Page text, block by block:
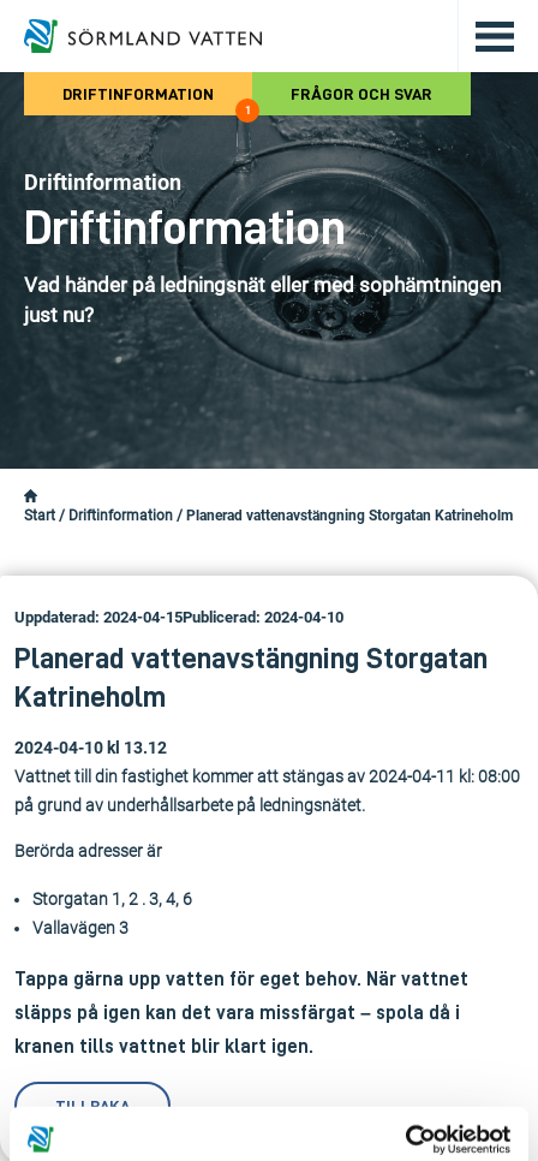
Hoppa till det huvudsakliga
DRIFTINFORMATION
1
FRÅGOR OCH SVAR
Driftinformation
Driftinformation
Vad händer på ledningsnät eller med sophämtningen
just nu?
Start / Driftinformation / Planerad vattenavstängning Storgatan Katrineholm
Uppdaterad: 2024-04-15Publicerad: 2024-04-10
Planerad vattenavstängning Storgatan
Katrineholm
2024-04-10 kl 13.12
Vattnet till din fastighet kommer att stängas av 2024-04-11 kl: 08:00
på grund av underhållsarbete på ledningsnätet.
Berörda adresser är
Storgatan 1, 2 . 3, 4, 6
Vallavägen 3
Tappa gärna upp vatten för eget behov. När vattnet
släpps på igen kan det vara missfärgat – spola då i
kranen tills vattnet blir klart igen.
TILLBAKA